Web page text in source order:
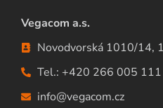
Vegacom a.s.
Novodvorská 1010/14,
Tel.: +420 266 005 111
info@vegacom.cz